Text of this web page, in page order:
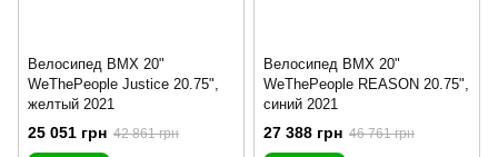
Велосипед BMX 20"
WeThePeople Justice 20.75",
желтый 2021
25 051 грн 42 861 грн
Велосипед BMX 20"
WeThePeople REASON 20.75",
синий 2021
27 388 грн 46 761 грн